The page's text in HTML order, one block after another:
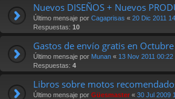
Nuevos DISEÑOS + Nuevos
Último mensaje por Cagaprisas « 20 Dic 2011
Respuestas: 10
Gastos de envío gratis en Octubre
Último mensaje por Munan « 13 Nov 2011 00:22
Respuestas: 4
Libros sobre motos
Último mensaje por Güesmaster « 30 Jul 2009